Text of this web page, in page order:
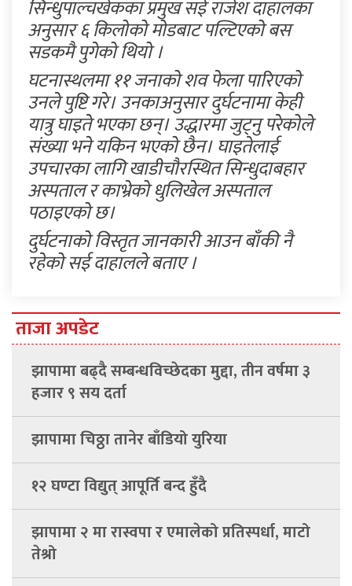
सिन्धुपाल्चखेकका प्रमुख सई राजेश दाहालका
अनुसार ६ किलोको मोडबाट पल्टिएको बस
सडकमै पुगेको थियो ।
घटनास्थलमा ११ जनाको शव फेला पारिएको
उनले पुष्टि गरे। उनकाअनुसार दुर्घटनामा केही
यात्रु घाइते भएका छन्। उद्धारमा जुट्नु परेकोले
संख्या भने यकिन भएको छैन। घाइतेलाई
उपचारका लागि खाडीचौरस्थित सिन्धुदाबहार
अस्पताल र काभ्रेको धुलिखेल अस्पताल
पठाइएको छ।
दुर्घटनाको विस्तृत जानकारी आउन बाँकी नै
रहेको सई दाहालले बताए ।
ताजा अपडेट
झापामा बढ्दै सम्बन्धविच्छेदका मुद्दा, तीन वर्षमा ३
हजार ९ सय दर्ता
झापामा चिठ्ठा तानेर बाँडियो युरिया
१२ घण्टा विद्युत् आपूर्ति बन्द हुँदै
झापामा २ मा रास्वपा र एमालेको प्रतिस्पर्धा, माटो
तेश्रो